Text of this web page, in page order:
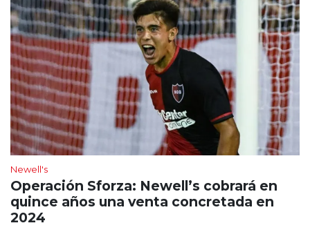
Newell's
Operación Sforza: Newell’s cobrará en
quince años una venta concretada en
2024